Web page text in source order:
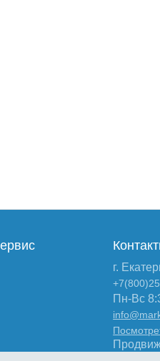
г.
Пн-Вс